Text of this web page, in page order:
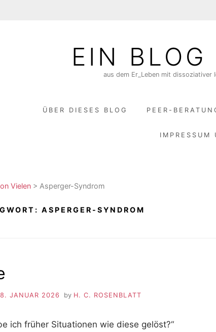
EIN BLOG
aus dem Er_Leben mit
ÜBER DIESES BLOG PEER-
IMPRESSUM
Vielen > Asperger-Syndrom
ASPERGER-SYNDROM
8. JANUAR 2026 by H. C. ROSENBLATT
ich früher Situationen wie diese gelöst?“